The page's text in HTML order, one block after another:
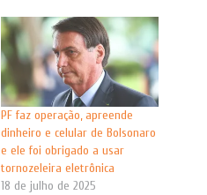
PF faz operação, apreende
dinheiro e celular de Bolsonaro
e ele foi obrigado a usar
tornozeleira eletrônica
18 de julho de 2025